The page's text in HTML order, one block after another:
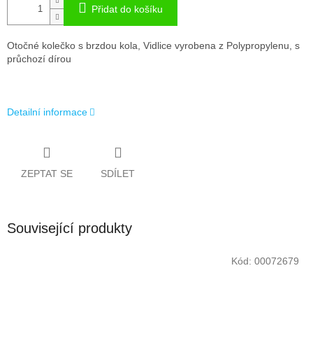
Přidat do košíku
Otočné kolečko s brzdou kola, Vidlice vyrobena z Polypropylenu, s
průchozí dírou
Detailní informace
ZEPTAT SE SDÍLET
Související produkty
Kód: 00072679